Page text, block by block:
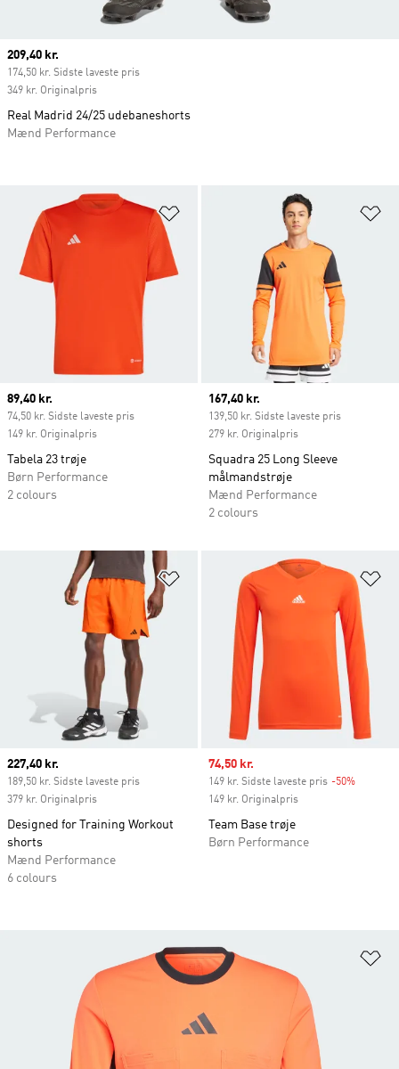
Føj til ønskeliste
Current price
89,40 kr.
74,50 kr. Sidste laveste pris
149 kr. Originalpris
Tabela 23 trøje
Børn Performance
2 colours
Current price
167,40 kr.
139,50 kr. Sidste laveste pris
279 kr. Originalpris
Squadra 25 Long Sleeve
målmandstrøje
Mænd Performance
2 colours
Føj til ønskeliste
Current price
227,40 kr.
189,50 kr. Sidste laveste pris
379 kr. Originalpris
Designed for Training Workout
shorts
Mænd Performance
6 colours
Sale price
74,50 kr.
149 kr. Sidste laveste pris -50%
149 kr. Originalpris
Team Base trøje
Børn Performance
Current price
209,40 kr.
174,50 kr. Sidste laveste pris
349 kr. Originalpris
Real Madrid 24/25 udebaneshorts
Mænd Performance